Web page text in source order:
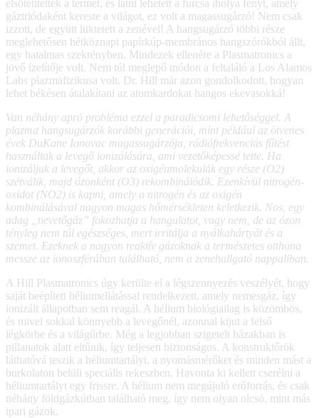
elsötétítették a termet, és látni lehetett a furcsa ibolya fényt, amely
gáztriódaként kereste a világot, ez volt a magassugárzó! Nem csak
izzott, de együtt lüktetett a zenével! A hangsugárzó többi része
meglehetősen hétköznapi papírkúp-membrános hangszórókból állt,
egy hatalmas szekrényben. Mindezek ellenére a Plasmatronics a
jövő ízelítője volt. Nem túl meglepő módon a feltaláló a Los Alamos
Labs plazmafizikusa volt. Dr. Hill már azon gondolkodott, hogyan
lehet békésen átalakítani az atomkardokat hangos ekevasokká!
Van néhány apró probléma ezzel a paradicsomi lehetőséggel. A
plazma hangsugárzók korábbi generációi, mint például az ötvenes
évek DuKane Ionovac magassugárzója, rádiófrekvenciás fűtést
használtak a levegő ionizálására, ami vezetőképessé tette. Ha
ionizáljuk a levegőt, akkor az oxigénmolekulák egy része (O2)
szétválik, majd ózonként (O3) rekombinálódik. Ezenkívül nitrogén-
oxidot (NO2) is kapni, amely a nitrogén és az oxigén
kombinálásával nagyon magas hőmérsékleten keletkezik. Nos, egy
adag „nevetőgáz” fokozhatja a hangulatot, vagy nem, de az ózon
tényleg nem túl egészséges, mert irritálja a nyálkahártyát és a
szemet. Ezeknek a nagyon reaktív gázoknak a természetes otthona
messze az ionoszférában található, nem a zenehallgató nappaliban.
A Hill Plasmatronics úgy kerülte el a légszennyezés veszélyét, hogy
saját beépített héliumellátással rendelkezett, amely nemesgáz, így
ionizált állapotban sem reagál. A hélium biológiailag is közömbös,
és mivel sokkal könnyebb a levegőnél, azonnal kijut a felső
légkörbe és a világűrbe. Még a legjobban szigetelt házakban is
pillanatok alatt eltűnik, így teljesen biztonságos. A konstruktőrök
láthatóvá teszik a héliumtartályt, a nyomásmérőket és minden mást a
burkolaton belüli speciális rekeszben. Havonta ki kellett cserélni a
héliumtartályt egy frissre. A hélium nem megújuló erőforrás, és csak
néhány földgázkútban található meg, így nem olyan olcsó, mint más
ipari gázok.